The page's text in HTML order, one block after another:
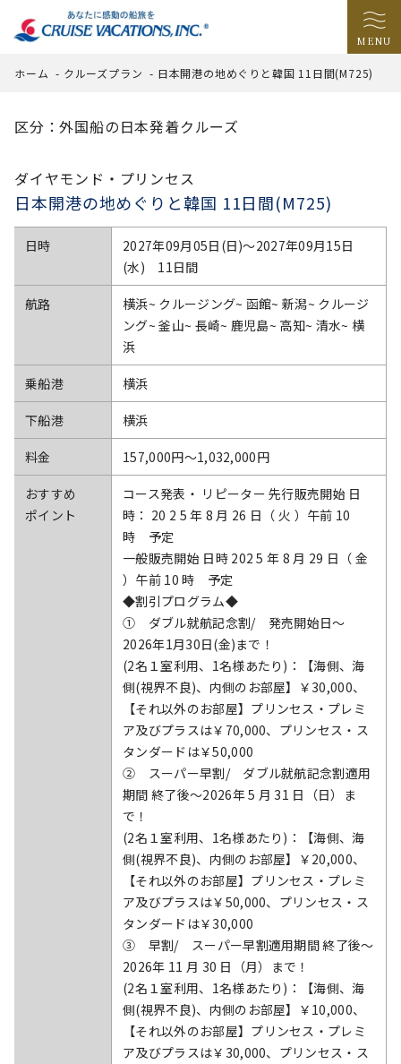
MENU
ホーム - クルーズプラン - 日本開港の地めぐりと韓国 11日間(M725)
区分：外国船の日本発着クルーズ
ダイヤモンド・プリンセス
日本開港の地めぐりと韓国 11日間(M725)
日時
2027年09月05日(日)〜2027年09月15日
(水) 11日間
航路
横浜~ クルージング~ 函館~ 新潟~ クルージ
ング~ 釜山~ 長崎~ 鹿児島~ 高知~ 清水~ 横
浜
乗船港 横浜
下船港 横浜
料金 157,000円〜1,032,000円
おすすめ
ポイント
コース発表・ リピーター 先行販売開始 日
時： 20 2 5 年 8 月 26 日（ 火 ）午前 10
時 予定
一般販売開始 日時 202 5 年 8 月 29 日（ 金
）午前 10 時 予定
◆割引プログラム◆
① ダブル就航記念割/ 発売開始日～
2026年1月30日(金)まで！
(2名１室利用、1名様あたり)：【海側、海
側(視界不良)、内側のお部屋】￥30,000、
【それ以外のお部屋】プリンセス・プレミ
ア及びプラスは￥70,000、プリンセス・ス
タンダードは￥50,000
② スーパー早割/ ダブル就航記念割適用
期間 終了後～2026年 5 月 31 日（日）ま
で！
(2名１室利用、1名様あたり)：【海側、海
側(視界不良)、内側のお部屋】￥20,000、
【それ以外のお部屋】プリンセス・プレミ
ア及びプラスは￥50,000、プリンセス・ス
タンダードは￥30,000
③ 早割/ スーパー早割適用期間 終了後～
2026年 11 月 30 日（月）まで！
(2名１室利用、1名様あたり)：【海側、海
側(視界不良)、内側のお部屋】￥10,000、
【それ以外のお部屋】プリンセス・プレミ
ア及びプラスは￥30,000、プリンセス・ス